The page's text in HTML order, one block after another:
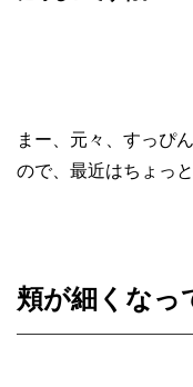
まー、元々、すっぴ
ので、最近はちょっ
頬が細くなっ